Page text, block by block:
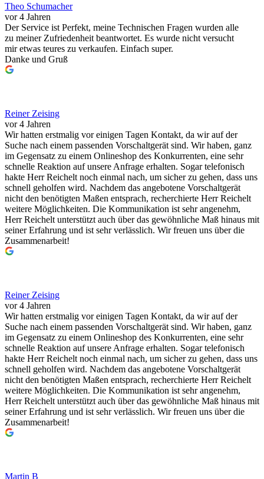
Theo Schumacher
vor 4 Jahren
Der Service ist Perfekt, meine Technischen Fragen wurden alle
zu meiner Zufriedenheit beantwortet. Es wurde nicht versucht
mir etwas teures zu verkaufen. Einfach super.
Danke und Gruß
Reiner Zeising
vor 4 Jahren
Wir hatten erstmalig vor einigen Tagen Kontakt, da wir auf der
Suche nach einem passenden Vorschaltgerät sind. Wir haben, ganz
im Gegensatz zu einem Onlineshop des Konkurrenten, eine sehr
schnelle Reaktion auf unsere Anfrage erhalten. Sogar telefonisch
hakte Herr Reichelt noch einmal nach, um sicher zu gehen, dass uns
schnell geholfen wird. Nachdem das angebotene Vorschaltgerät
nicht den benötigten Maßen entsprach, recherchierte Herr Reichelt
weitere Möglichkeiten. Die Kommunikation ist sehr angenehm,
Herr Reichelt unterstützt auch über das gewöhnliche Maß hinaus mit
seiner Erfahrung und ist sehr verlässlich. Wir freuen uns über die
Zusammenarbeit!
Reiner Zeising
vor 4 Jahren
Wir hatten erstmalig vor einigen Tagen Kontakt, da wir auf der
Suche nach einem passenden Vorschaltgerät sind. Wir haben, ganz
im Gegensatz zu einem Onlineshop des Konkurrenten, eine sehr
schnelle Reaktion auf unsere Anfrage erhalten. Sogar telefonisch
hakte Herr Reichelt noch einmal nach, um sicher zu gehen, dass uns
schnell geholfen wird. Nachdem das angebotene Vorschaltgerät
nicht den benötigten Maßen entsprach, recherchierte Herr Reichelt
weitere Möglichkeiten. Die Kommunikation ist sehr angenehm,
Herr Reichelt unterstützt auch über das gewöhnliche Maß hinaus mit
seiner Erfahrung und ist sehr verlässlich. Wir freuen uns über die
Zusammenarbeit!
Martin B